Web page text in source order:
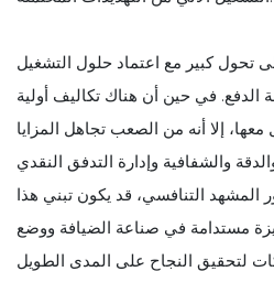
تحول كبير مع اعتماد حلول التشغيل
الدفع. في حين أن هناك تكاليف أولية
إلا أنه من الصعب تجاهل المزايا
والشفافية وإدارة التدفق النقدي
المشهد التنافسي، قد يكون تبني هذا
مستدامة في صناعة الضيافة ووضع